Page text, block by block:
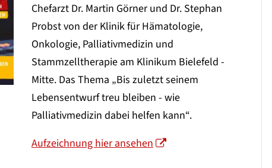
Chefarzt Dr. Martin Görner und Dr. Stephan
Probst von der Klinik für Hämatologie,
Onkologie, Palliativmedizin und
Stammzelltherapie am Klinikum Bielefeld -
Mitte. Das Thema „Bis zuletzt seinem
Lebensentwurf treu bleiben - wie
Palliativmedizin dabei helfen kann“.
Aufzeichnung hier ansehen